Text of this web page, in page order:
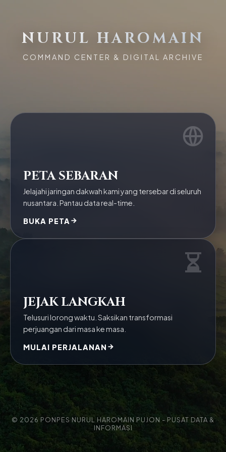
NURUL HAROMAIN
COMMAND CENTER & DIGITAL ARCHIVE
PETA SEBARAN
Jelajahi jaringan dakwah kami yang tersebar di seluruh
nusantara. Pantau data real-time.
BUKA PETA
JEJAK LANGKAH
Telusuri lorong waktu. Saksikan transformasi
perjuangan dari masa ke masa.
MULAI PERJALANAN
© 2026 PONPES NURUL HAROMAIN PUJON - PUSAT DATA &
INFORMASI